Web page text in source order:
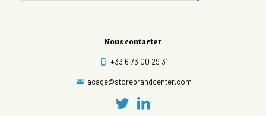
Nous contacter
+33 6 73 00 29 31
acage@storebrandcenter.com